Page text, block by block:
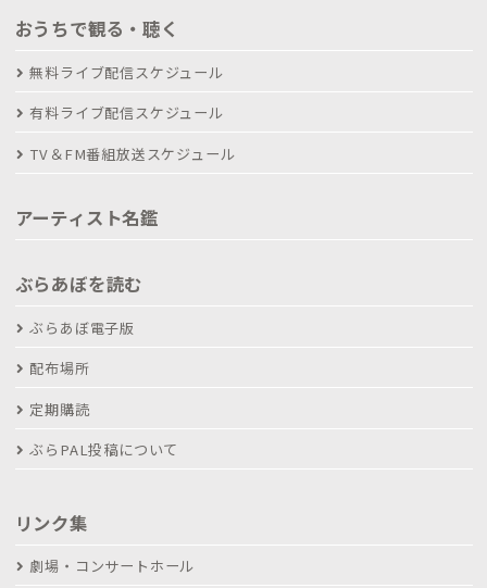
おうちで観る・聴く
無料ライブ配信スケジュール
有料ライブ配信スケジュール
TV＆FM番組放送スケジュール
アーティスト名鑑
ぶらあぼを読む
ぶらあぼ電子版
配布場所
定期購読
ぶらPAL投稿について
リンク集
劇場・コンサートホール